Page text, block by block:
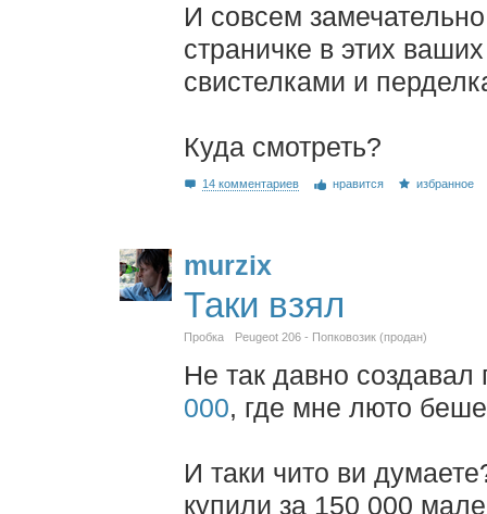
И совсем
страничке в этих
свистелками и
Куда смотреть?
14 комментариев нравится избранное
murzix
Таки взял
Пробка Peugeot 206 - Попковозик (продан)
Не так давно создавал
000, где мне люто
И таки чито ви
купили за 150 000